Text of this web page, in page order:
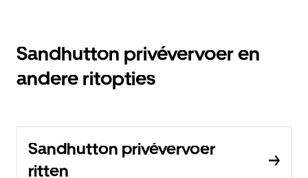
Sandhutton privévervoer en
andere ritopties
Sandhutton privévervoer
ritten